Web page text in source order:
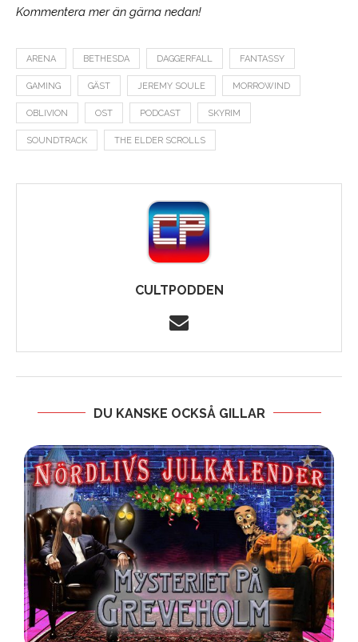
Kommentera mer än gärna nedan!
ARENA BETHESDA DAGGERFALL FANTASSY
GAMING GÄST JEREMY SOULE MORROWIND
OBLIVION OST PODCAST SKYRIM
SOUNDTRACK THE ELDER SCROLLS
CULTPODDEN
DU KANSKE OCKSÅ GILLAR